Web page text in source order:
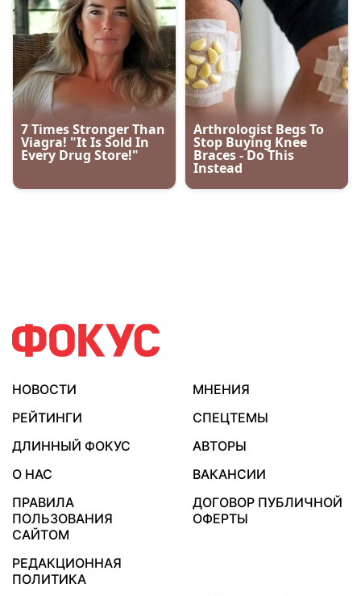
НОВОСТИ
МНЕНИЯ
РЕЙТИНГИ
СПЕЦТЕМЫ
ДЛИННЫЙ ФОКУС
АВТОРЫ
О НАС
ВАКАНСИИ
ПРАВИЛА
ПОЛЬЗОВАНИЯ
САЙТОМ
ДОГОВОР ПУБЛИЧНОЙ
ОФЕРТЫ
РЕДАКЦИОННАЯ
ПОЛИТИКА